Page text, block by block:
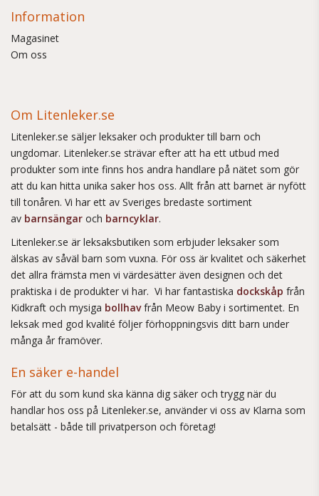
Information
Magasinet
Om oss
Om Litenleker.se
Litenleker.se säljer leksaker och produkter till barn och
ungdomar. Litenleker.se strävar efter att ha ett utbud med
produkter som inte finns hos andra handlare på nätet som gör
att du kan hitta unika saker hos oss. Allt från att barnet är nyfött
till tonåren. Vi har ett av Sveriges bredaste sortiment
av barnsängar och barncyklar.
Litenleker.se är leksaksbutiken som erbjuder leksaker som
älskas av såväl barn som vuxna. För oss är kvalitet och säkerhet
det allra främsta men vi värdesätter även designen och det
praktiska i de produkter vi har. Vi har fantastiska dockskåp från
Kidkraft och mysiga bollhavfrån Meow Baby i sortimentet. En
leksak med god kvalité följer förhoppningsvis ditt barn under
många år framöver.
En säker e-handel
För att du som kund ska känna dig säker och trygg när du
handlar hos oss på Litenleker.se, använder vi oss av Klarna som
betalsätt - både till privatperson och företag!